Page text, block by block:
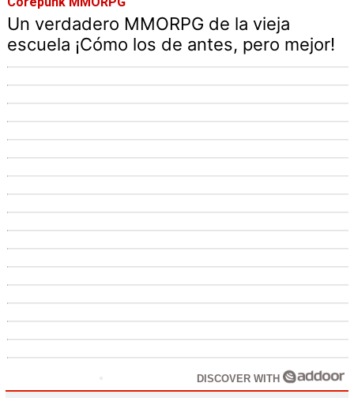
Un verdadero MMORPG de la vieja
escuela ¡Cómo los de antes, pero mejor!
DISCOVER WITH